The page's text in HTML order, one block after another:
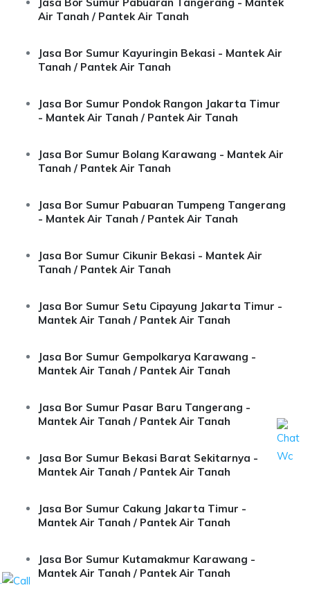
Air Tanah / Pantek Air Tanah
Jasa Bor Sumur Kayuringin Bekasi - Mantek Air
Tanah / Pantek Air Tanah
Jasa Bor Sumur Pondok Rangon Jakarta Timur
- Mantek Air Tanah / Pantek Air Tanah
Jasa Bor Sumur Bolang Karawang - Mantek Air
Tanah / Pantek Air Tanah
Jasa Bor Sumur Pabuaran Tumpeng Tangerang
- Mantek Air Tanah / Pantek Air Tanah
Jasa Bor Sumur Cikunir Bekasi - Mantek Air
Tanah / Pantek Air Tanah
Jasa Bor Sumur Setu Cipayung Jakarta Timur -
Mantek Air Tanah / Pantek Air Tanah
Jasa Bor Sumur Gempolkarya Karawang -
Mantek Air Tanah / Pantek Air Tanah
Jasa Bor Sumur Pasar Baru Tangerang -
Mantek Air Tanah / Pantek Air Tanah
Jasa Bor Sumur Bekasi Barat Sekitarnya -
Mantek Air Tanah / Pantek Air Tanah
Jasa Bor Sumur Cakung Jakarta Timur -
Mantek Air Tanah / Pantek Air Tanah
Jasa Bor Sumur Kutamakmur Karawang -
Mantek Air Tanah / Pantek Air Tanah